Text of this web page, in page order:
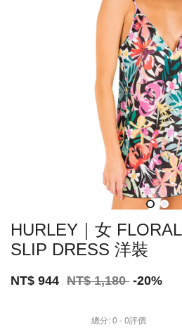
HURLEY｜女
SLIP DRESS 洋裝
NT$ 944 NT$ 1,180 -20%
總分:0 -0評價